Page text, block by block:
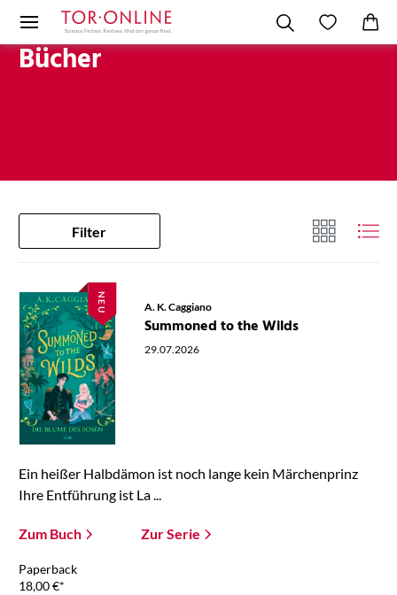
Bücher
Filter
NEU A. K. Caggiano
Summoned to the Wilds
29.07.2026
Ein heißer Halbdämon ist noch lange kein Märchenprinz
Ihre Entführung ist La ...
Zum Buch Zur Serie
Paperback
18,00€*